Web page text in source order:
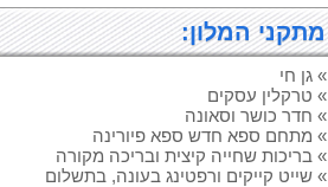
מתקני המלון:
» גן חי
» טרקלין עסקים
» חדר כושר וסאונה
» מתחם ספא חדש ספא פיורינה
» בריכות שחייה קיצית ובריכה מקורה
» שייט קייקים ורפטינג בעונה, בתשלום